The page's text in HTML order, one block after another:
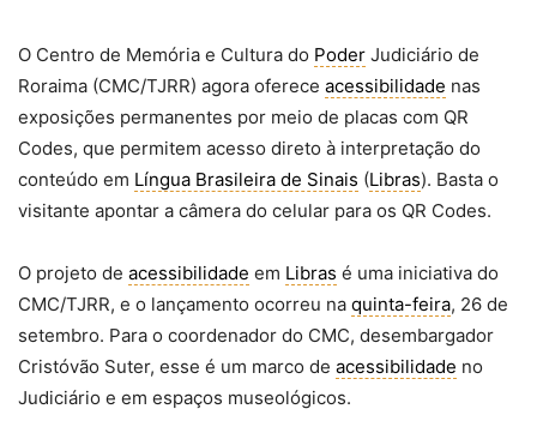
O Centro de Memória e Cultura do Poder Judiciário de
Roraima (CMC/TJRR) agora oferece acessibilidade nas
exposições permanentes por meio de placas com QR
Codes, que permitem acesso direto à interpretação do
conteúdo em Língua Brasileira de Sinais (Libras). Basta o
visitante apontar a câmera do celular para os QR Codes.
O projeto de acessibilidade em Libras é uma iniciativa do
CMC/TJRR, e o lançamento ocorreu na quinta-feira, 26 de
setembro. Para o coordenador do CMC, desembargador
Cristóvão Suter, esse é um marco de acessibilidade no
Judiciário e em espaços museológicos.